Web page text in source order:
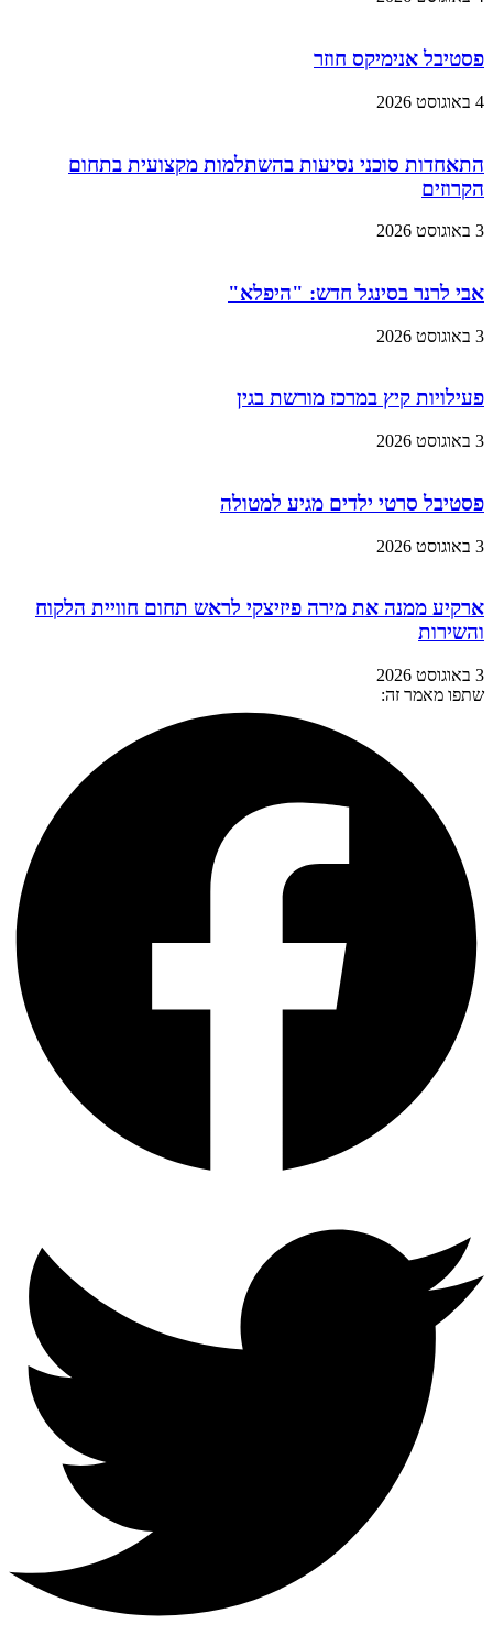
פסטיבל אנימיקס חוזר
4 באוגוסט 2026
התאחדות סוכני נסיעות בהשתלמות מקצועית בתחום
הקרוזים
3 באוגוסט 2026
אבי לרנר בסינגל חדש: "היפלא"
3 באוגוסט 2026
פעילויות קיץ במרכז מורשת בגין
3 באוגוסט 2026
פסטיבל סרטי ילדים מגיע למטולה
3 באוגוסט 2026
ארקיע ממנה את מירה פיזיצקי לראש תחום חוויית הלקוח
והשירות
3 באוגוסט 2026
שתפו מאמר זה: